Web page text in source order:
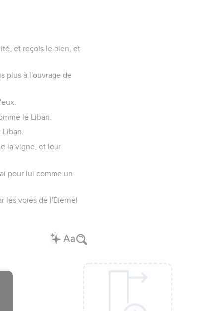
et reçois le bien, et
plus à l'ouvrage de
le Liban.
la vigne, et leur
pour lui comme un
les voies de l'Éternel